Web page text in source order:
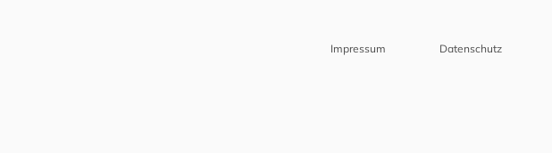
Impressum Datenschutz